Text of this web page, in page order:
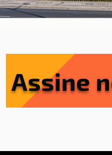
Serviços essenciais
Assine